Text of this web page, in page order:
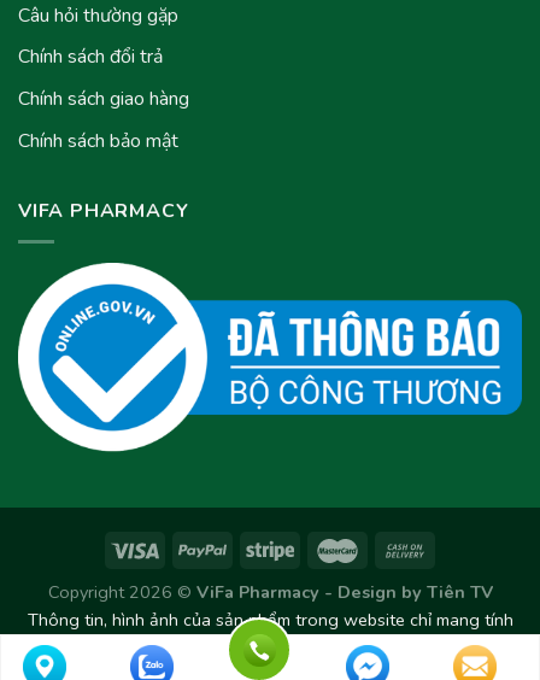
Câu hỏi thường gặp
Chính sách đổi trả
Chính sách giao hàng
Chính sách bảo mật
VIFA PHARMACY
Copyright 2026 © ViFa Pharmacy - Design by Tiên TV
Thông tin, hình ảnh của sản phẩm trong website chỉ mang tính
chất tham khảo. Sản phẩm thực tế có thể thay đổi/chênh lệch
theo từng Lô sản xuất.